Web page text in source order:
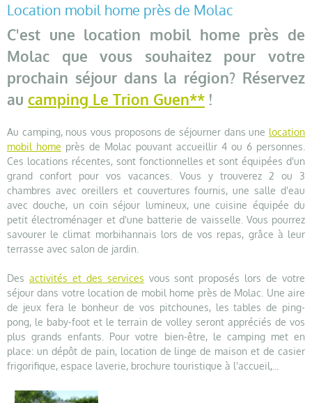
Location mobil home près de Molac
C'est une location mobil home près de
Molac que vous souhaitez pour votre
prochain séjour dans la région? Réservez
au camping Le Trion Guen** !
Au camping, nous vous proposons de séjourner dans une location
mobil home près de Molac pouvant accueillir 4 ou 6 personnes.
Ces locations récentes, sont fonctionnelles et sont équipées d'un
grand confort pour vos vacances. Vous y trouverez 2 ou 3
chambres avec oreillers et couvertures fournis, une salle d'eau
avec douche, un coin séjour lumineux, une cuisine équipée du
petit électroménager et d'une batterie de vaisselle. Vous pourrez
savourer le climat morbihannais lors de vos repas, grâce à leur
terrasse avec salon de jardin.
Des activités et des services vous sont proposés lors de votre
séjour dans votre location de mobil home près de Molac. Une aire
de jeux fera le bonheur de vos pitchounes, les tables de ping-
pong, le baby-foot et le terrain de volley seront appréciés de vos
plus grands enfants. Pour votre bien-être, le camping met en
place: un dépôt de pain, location de linge de maison et de casier
frigorifique, espace laverie, brochure touristique à l'accueil,...